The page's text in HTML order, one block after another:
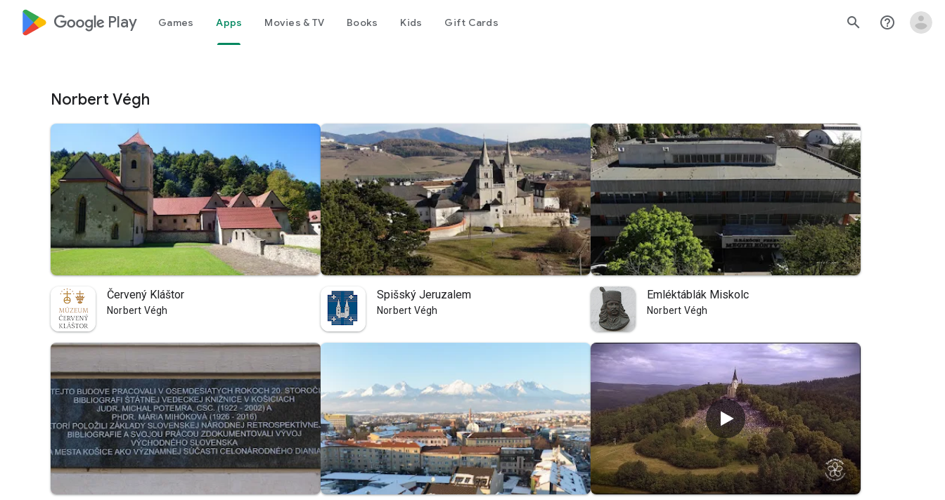
google_logo Play Games Apps Movies & TV Books Kids Gift Cards search help_outline
Norbert Végh
Červený Kláštor
Norbert Végh
Spišský Jeruzalem
Norbert Végh
Emléktáblák Miskolc
Norbert Végh